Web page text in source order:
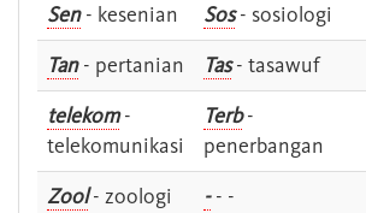
Sen- kesenian Sos- sosiologi
Tan- pertanian Tas- tasawuf
telekom-
telekomunikasi
Terb-
penerbangan
Zool- zoologi -- -